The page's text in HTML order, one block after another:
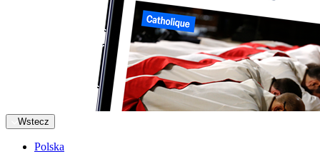
Wstecz
Polska